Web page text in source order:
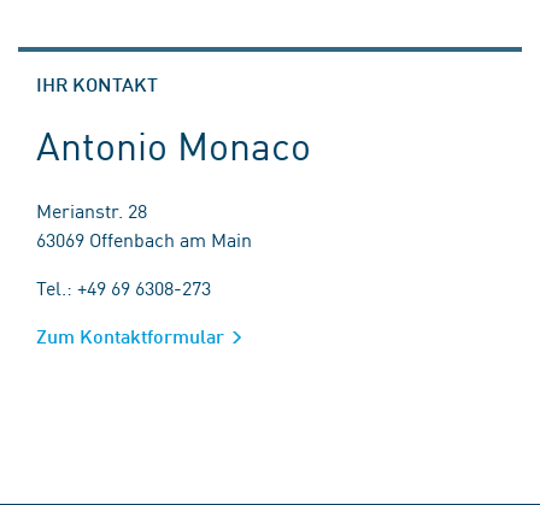
IHR KONTAKT
Antonio Monaco
Merianstr. 28
63069 Offenbach am Main
Tel.: +49 69 6308-273
Zum Kontaktformular